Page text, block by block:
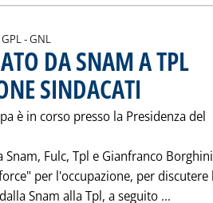
- GNL
DA SNAM A TPL
SINDACATI
è in corso presso la Presidenza del
Fulc, Tpl e Gianfranco
per l'occupazione, per discutere
Snam alla Tpl, a seguito ...